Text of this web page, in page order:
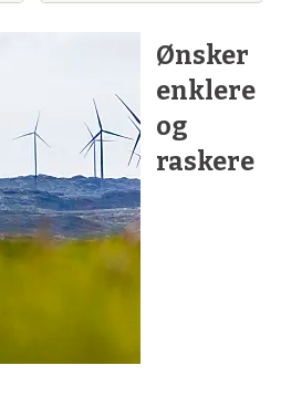
Ønsker
enklere
og
raskere